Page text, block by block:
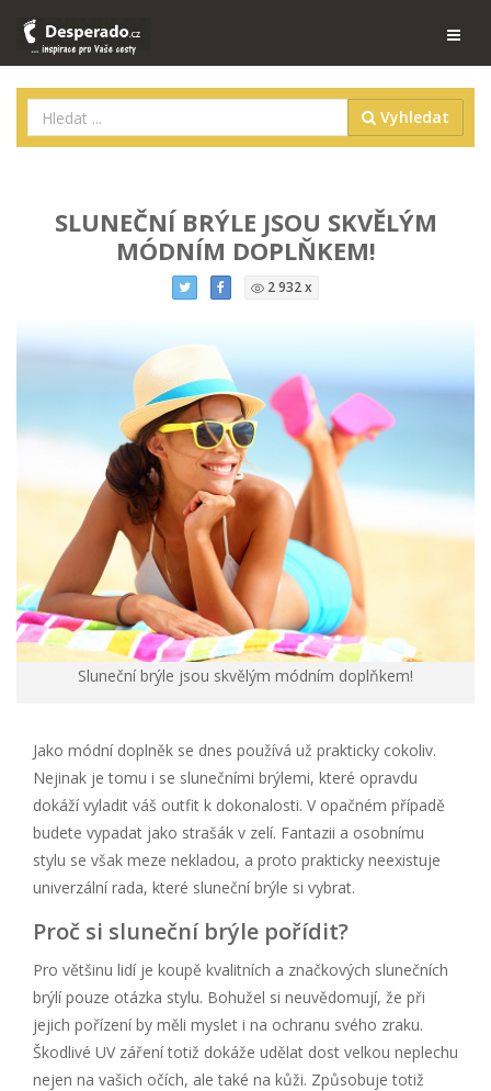
Vyhledat
SLUNEČNÍ BRÝLE JSOU SKVĚLÝM
MÓDNÍM DOPLŇKEM!
2 932 x
Sluneční brýle jsou skvělým módním doplňkem!
Jako módní doplněk se dnes používá už prakticky cokoliv.
Nejinak je tomu i se slunečními brýlemi, které opravdu
dokáží vyladit váš outfit k dokonalosti. V opačném případě
budete vypadat jako strašák v zelí. Fantazii a osobnímu
stylu se však meze nekladou, a proto prakticky neexistuje
univerzální rada, které sluneční brýle si vybrat.
Proč si sluneční brýle pořídit?
Pro většinu lidí je koupě kvalitních a značkových slunečních
brýlí pouze otázka stylu. Bohužel si neuvědomují, že při
jejich pořízení by měli myslet i na ochranu svého zraku.
Škodlivé UV záření totiž dokáže udělat dost velkou neplechu
nejen na vašich očích, ale také na kůži. Způsobuje totiž